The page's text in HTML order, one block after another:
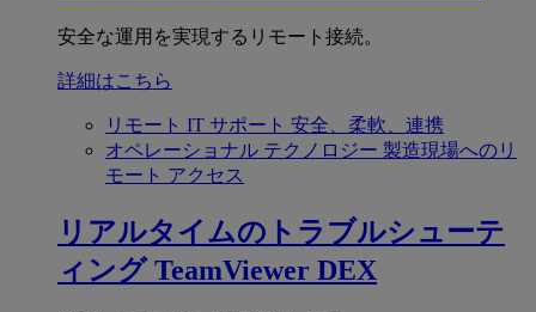
安全な運用を実現するリモート接続。
詳細はこちら
リモート IT サポート 安全、柔軟、連携
オペレーショナル テクノロジー 製造現場へのリ
モート アクセス
リアルタイムのトラブルシューテ
ィング TeamViewer DEX